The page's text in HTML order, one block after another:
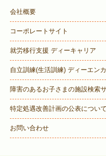
会社概要
コーポレートサイト
就労移行支援 ディーキャリア
自立訓練(生活訓練) ディーエン
障害のあるお子さまの施設検索
特定処遇改善計画の公表について
お問い合わせ